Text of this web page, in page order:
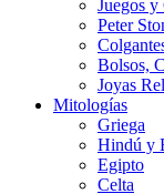
Juegos y
Peter
Bolsos,
Joyas
Mitologías
Griega
Hindú y
Egipto
Celta